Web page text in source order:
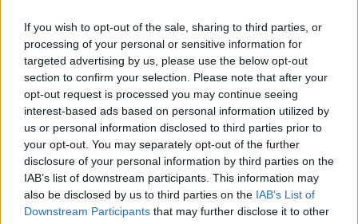
If you wish to opt-out of the sale, sharing to third parties, or
processing of your personal or sensitive information for
targeted advertising by us, please use the below opt-out
section to confirm your selection. Please note that after your
opt-out request is processed you may continue seeing
interest-based ads based on personal information utilized by
us or personal information disclosed to third parties prior to
your opt-out. You may separately opt-out of the further
disclosure of your personal information by third parties on the
IAB’s list of downstream participants. This information may
also be disclosed by us to third parties on the IAB’s List of
Downstream Participants that may further disclose it to other
“Convegno nazionale sulle
imbarcazioni d’epoca e storiche”
Varese
Palace Hotel